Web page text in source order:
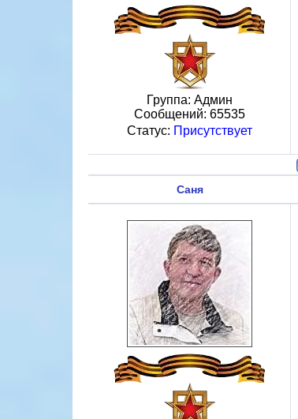
Группа: Админ
Сообщений: 65535
Статус: Присутствует
Саня